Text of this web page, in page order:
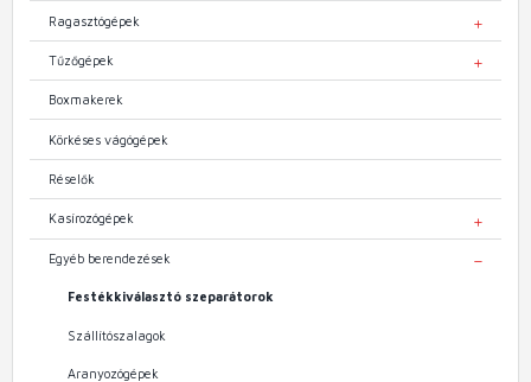
Ragasztógépek
Tűzőgépek
Boxmakerek
Körkéses vágógépek
Réselők
Kasírozógépek
Egyéb berendezések
Festékkiválasztó szeparátorok
Szállítószalagok
Aranyozógépek